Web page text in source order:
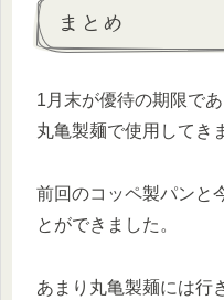
まとめ
1月末が優待の期限で
丸亀製麺で使用してき
前回のコッペ製パンと
とができました。
あまり丸亀製麺には行